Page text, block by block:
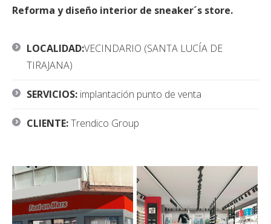
Reforma y diseño interior de sneaker´s store.
LOCALIDAD:VECINDARIO (SANTA LUCÍA DE
TIRAJANA)
SERVICIOS: implantación punto de venta
CLIENTE:Trendico Group